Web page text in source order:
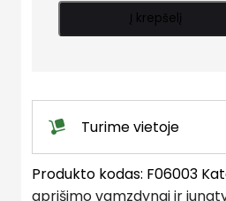
Į krepšelį
Turime vietoje
Produkto kodas: F06003
aprišimo vamzdynai ir